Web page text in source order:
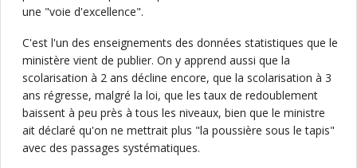
une "voie d'excellence".
C'est l'un des enseignements des données statistiques que le
ministère vient de publier. On y apprend aussi que la
scolarisation à 2 ans décline encore, que la scolarisation à 3
ans régresse, malgré la loi, que les taux de redoublement
baissent à peu près à tous les niveaux, bien que le ministre
ait déclaré qu'on ne mettrait plus "la poussière sous le tapis"
avec des passages systématiques.